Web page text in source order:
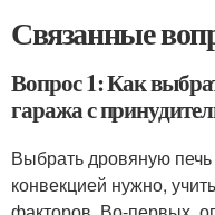
Связанные
Вопрос 1: Как
гаража с
Выбрать дровяную
конвекцией нужно,